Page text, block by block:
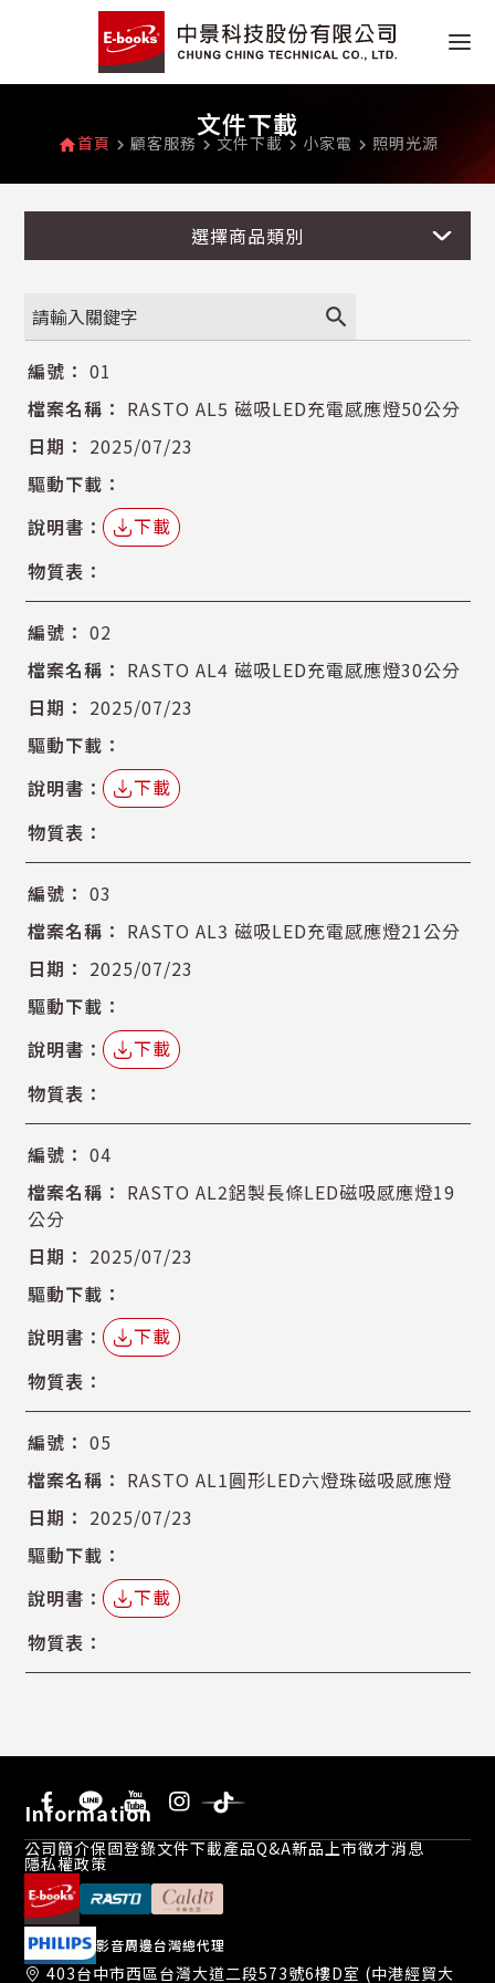
文件下載
home首頁 navigate_next 顧客服務 navigate_next 文件下載 navigate_next 小家電 navigate_next 照明光源
選擇商品類別
search
01
RASTO AL5 磁吸LED充電感應燈50公分
2025/07/23
下載
02
RASTO AL4 磁吸LED充電感應燈30公分
2025/07/23
下載
03
RASTO AL3 磁吸LED充電感應燈21公分
2025/07/23
下載
04
RASTO AL2鋁製長條LED磁吸感應燈19
公分
2025/07/23
下載
05
RASTO AL1圓形LED六燈珠磁吸感應燈
2025/07/23
下載
Information
公司簡介保固登錄文件下載產品Q&A新品上市徵才消息
隱私權政策
影音周邊台灣總代理
403台中市西區台灣大道二段573號6樓D室 (中港經貿大